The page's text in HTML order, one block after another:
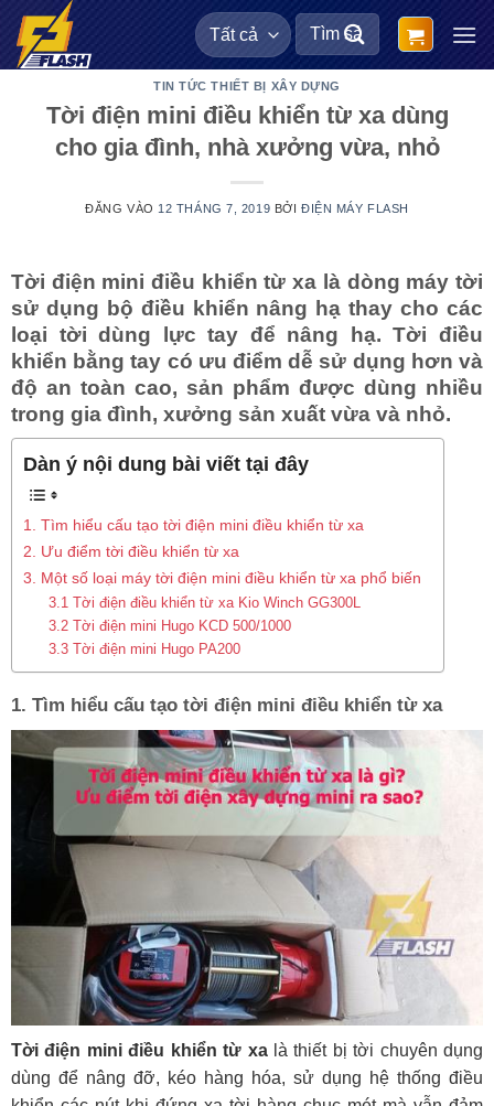
qua
nội
Tìm
kiếm:
TIN TỨC THIẾT BỊ XÂY DỰNG
Tời điện mini điều khiển từ xa dùng
cho gia đình, nhà xưởng vừa, nhỏ
ĐĂNG VÀO 12 THÁNG 7, 2019 BỞI ĐIỆN MÁY FLASH
Tời điện mini điều khiển từ xa là dòng máy tời
sử dụng bộ điều khiển nâng hạ thay cho các
loại tời dùng lực tay để nâng hạ. Tời điều
khiển bằng tay có ưu điểm dễ sử dụng hơn và
độ an toàn cao, sản phẩm được dùng nhiều
trong gia đình, xưởng sản xuất vừa và nhỏ.
Dàn ý nội dung bài viết tại đây
1. Tìm hiểu cấu tạo tời điện mini điều khiển từ xa
2. Ưu điểm tời điều khiển từ xa
3. Một số loại máy tời điện mini điều khiển từ xa phổ biến
3.1 Tời điện điều khiển từ xa Kio Winch GG300L
3.2 Tời điện mini Hugo KCD 500/1000
3.3 Tời điện mini Hugo PA200
1. Tìm hiểu cấu tạo tời điện mini điều khiển từ xa
Tời điện mini điều khiển từ xalà thiết bị tời chuyên dụng
dùng để nâng đỡ, kéo hàng hóa, sử dụng hệ thống điều